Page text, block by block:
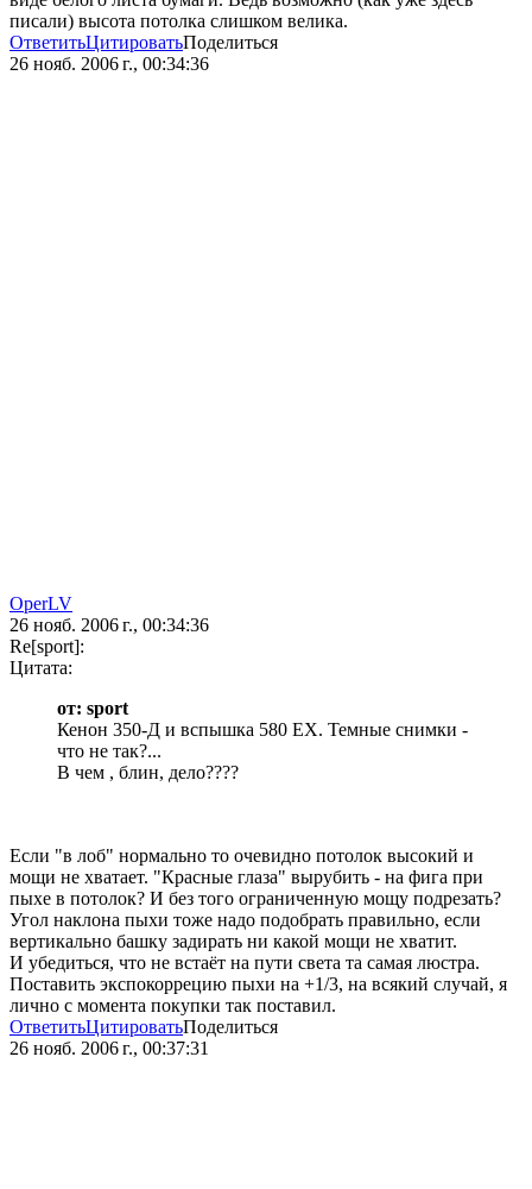
писали) высота потолка слишком велика.
ОтветитьЦитироватьПоделиться
26 нояб. 2006 г., 00:34:36
OperLV
26 нояб. 2006 г., 00:34:36
Re[sport]:
Цитата:
от: sport
Кенон 350-Д и вспышка 580 ЕХ. Темные снимки -
что не так?...
В чем , блин, дело????
Если "в лоб" нормально то очевидно потолок высокий и
мощи не хватает. "Красные глаза" вырубить - на фига при
пыхе в потолок? И без того ограниченную мощу подрезать?
Угол наклона пыхи тоже надо подобрать правильно, если
вертикально башку задирать ни какой мощи не хватит.
И убедиться, что не встаёт на пути света та самая люстра.
Поставить экспокоррецию пыхи на +1/3, на всякий случай, я
лично с момента покупки так поставил.
ОтветитьЦитироватьПоделиться
26 нояб. 2006 г., 00:37:31